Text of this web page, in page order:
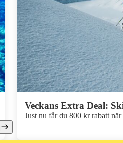
Veckans Extra Deal:
Just nu får du 800 kr rabatt